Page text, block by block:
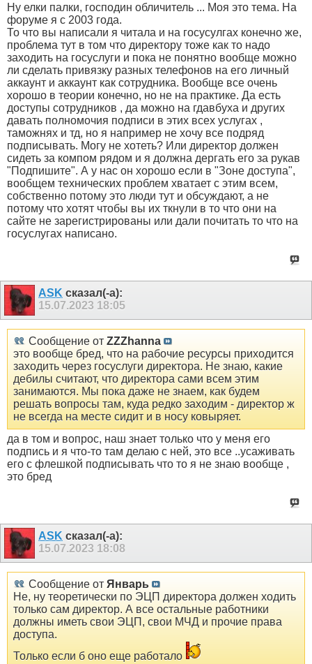
Ну елки палки, господин обличитель ... Моя это тема. На
форуме я с 2003 года.
То что вы написали я читала и на госусулгах конечно же,
проблема тут в том что директору тоже как то надо
заходить на госуслуги и пока не понятно вообще можно
ли сделать привязку разных телефонов на его личный
аккаунт и аккаунт как сотрудника. Вообще все очень
хорошо в теории конечно, но не на практике. Да есть
доступы сотрудников , да можно на гдавбуха и других
давать полномочия подписи в этих всех услугах ,
таможнях и тд, но я например не хочу все подряд
подписывать. Могу не хотеть? Или директор должен
сидеть за компом рядом и я должна дергать его за рукав
"Подпишите". А у нас он хорошо если в "Зоне доступа",
вообщем технических проблем хватает с этим всем,
собственно потому это люди тут и обсуждают, а не
потому что хотят чтобы вы их ткнули в то что они на
сайте не зарегистрированы или дали почитать то что на
госуслугах написано.
ASK сказал(-а):
15.07.2023 18:05
Сообщение от ZZZhanna
это вообще бред, что на рабочие ресурсы приходится
заходить через госуслуги директора. Не знаю, какие
дебилы считают, что директора сами всем этим
занимаются. Мы пока даже не знаем, как будем
решать вопросы там, куда редко заходим - директор ж
не всегда на месте сидит и в носу ковыряет.
да в том и вопрос, наш знает только что у меня его
подпись и я что-то там делаю с ней, это все ..усаживать
его с флешкой подписывать что то я не знаю вообще ,
это бред
ASK сказал(-а):
15.07.2023 18:08
Сообщение от Январь
Не, ну теоретически по ЭЦП директора должен ходить
только сам директор. А все остальные работники
должны иметь свои ЭЦП, свои МЧД и прочие права
доступа.
Только если б оно еще работало